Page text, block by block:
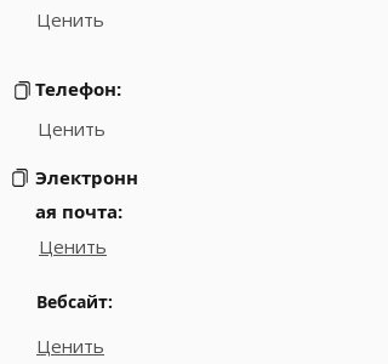
Ценить
Телефон:
Ценить
Электронн
ая почта:
Ценить
Вебсайт:
Ценить